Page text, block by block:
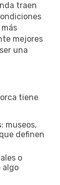
traen
mejores
una
tiene
: museos,
definen
o
algo